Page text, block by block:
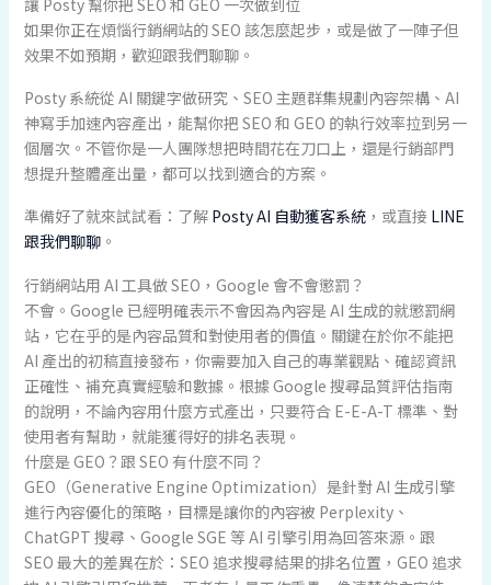
如果你正在煩惱行銷網站的 SEO 該怎麼起步，或是做了一陣子但
效果不如預期，歡迎跟我們聊聊。
Posty 系統從 AI 關鍵字做研究、SEO 主題群集規劃內容架構、AI
神寫手加速內容產出，能幫你把 SEO 和 GEO 的執行效率拉到另一
個層次。不管你是一人團隊想把時間花在刀口上，還是行銷部門
想提升整體產出量，都可以找到適合的方案。
準備好了就來試試看：了解 Posty AI 自動獲客系統，或直接 LINE
跟我們聊聊。
行銷網站用 AI 工具做 SEO，Google 會不會懲罰？
不會。Google 已經明確表示不會因為內容是 AI 生成的就懲罰網
站，它在乎的是內容品質和對使用者的價值。關鍵在於你不能把
AI 產出的初稿直接發布，你需要加入自己的專業觀點、確認資訊
正確性、補充真實經驗和數據。根據 Google 搜尋品質評估指南
的說明，不論內容用什麼方式產出，只要符合 E-E-A-T 標準、對
使用者有幫助，就能獲得好的排名表現。
什麼是 GEO？跟 SEO 有什麼不同？
GEO（Generative Engine Optimization）是針對 AI 生成引擎
進行內容優化的策略，目標是讓你的內容被 Perplexity、
ChatGPT 搜尋、Google SGE 等 AI 引擎引用為回答來源。跟
SEO 最大的差異在於：SEO 追求搜尋結果的排名位置，GEO 追求